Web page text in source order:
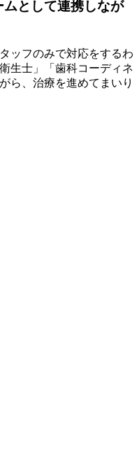
として連携しなが
ッフのみで対応をするわ
生士」「歯科コーディネ
ら、治療を進めてまいり